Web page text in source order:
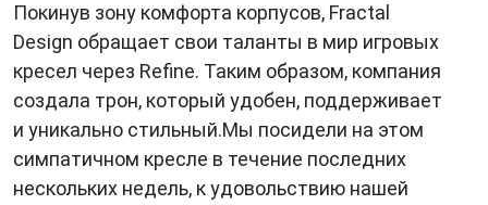
Покинув зону комфорта корпусов, Fractal
Design обращает свои таланты в мир игровых
кресел через Refine. Таким образом, компания
создала трон, который удобен, поддерживает
и уникально стильный.Мы посидели на этом
симпатичном кресле в течение последних
нескольких недель, к удовольствию нашей